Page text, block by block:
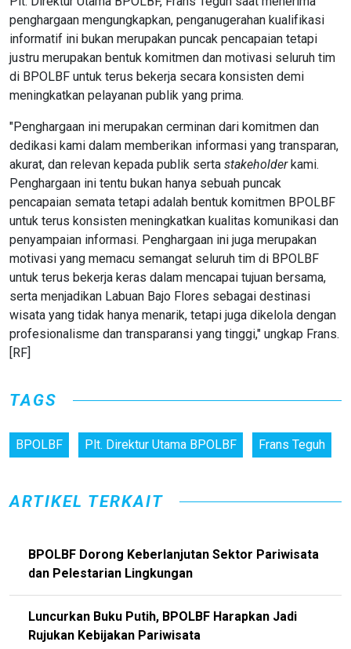
penghargaan mengungkapkan, penganugerahan kualifikasi
informatif ini bukan merupakan puncak pencapaian tetapi
justru merupakan bentuk komitmen dan motivasi seluruh tim
di BPOLBF untuk terus bekerja secara konsisten demi
meningkatkan pelayanan publik yang prima.
"Penghargaan ini merupakan cerminan dari komitmen dan
dedikasi kami dalam memberikan informasi yang transparan,
akurat, dan relevan kepada publik serta stakeholderkami.
Penghargaan ini tentu bukan hanya sebuah puncak
pencapaian semata tetapi adalah bentuk komitmen BPOLBF
untuk terus konsisten meningkatkan kualitas komunikasi dan
penyampaian informasi. Penghargaan ini juga merupakan
motivasi yang memacu semangat seluruh tim di BPOLBF
untuk terus bekerja keras dalam mencapai tujuan bersama,
serta menjadikan Labuan Bajo Flores sebagai destinasi
wisata yang tidak hanya menarik, tetapi juga dikelola dengan
profesionalisme dan transparansi yang tinggi," ungkap Frans.
[RF]
TAGS
BPOLBF Plt. Direktur Utama BPOLBF Frans Teguh
ARTIKEL TERKAIT
BPOLBF Dorong Keberlanjutan Sektor Pariwisata
dan Pelestarian Lingkungan
Luncurkan Buku Putih, BPOLBF Harapkan Jadi
Rujukan Kebijakan Pariwisata